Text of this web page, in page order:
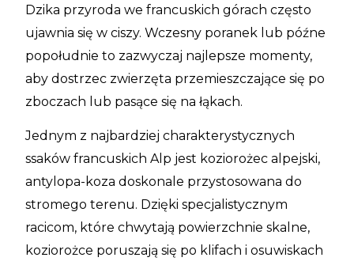
Dzika przyroda we francuskich górach często
ujawnia się w ciszy. Wczesny poranek lub późne
popołudnie to zazwyczaj najlepsze momenty,
aby dostrzec zwierzęta przemieszczające się po
zboczach lub pasące się na łąkach.
Jednym z najbardziej charakterystycznych
ssaków francuskich Alp jest koziorożec alpejski,
antylopa-koza doskonale przystosowana do
stromego terenu. Dzięki specjalistycznym
racicom, które chwytają powierzchnie skalne,
koziorożce poruszają się po klifach i osuwiskach